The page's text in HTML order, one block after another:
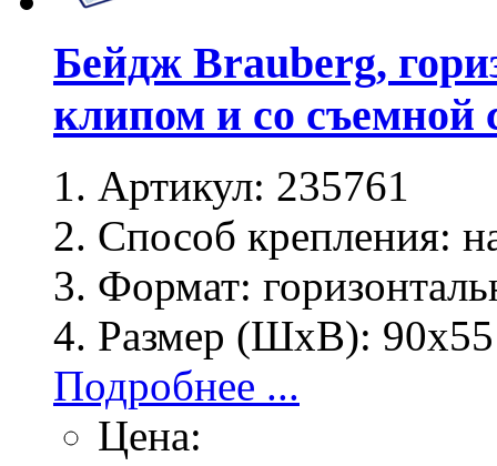
Бейдж Brauberg,
клипом и со съемной
Артикул: 235761
Способ крепления:
Формат:
Размер (ШхВ):
Подробнее ...
Цена: